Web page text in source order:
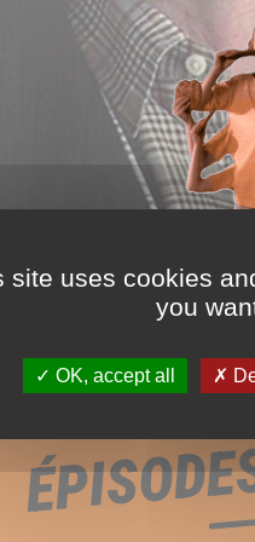
site uses cookies
you
OK, accept all